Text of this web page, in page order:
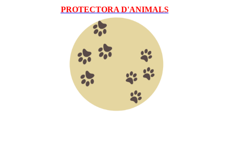
PROTECTORA D'ANIMALS